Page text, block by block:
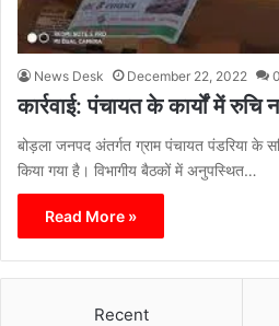
News Desk December 22, 2022 0
कार्रवाई: पंचायत के कार्यों में
बोड़ला जनपद अंतर्गत ग्राम पंचायत पंडरिया के
किया गया है। विभागीय बैठकों में अनुपस्थित…
Read More »
Recent